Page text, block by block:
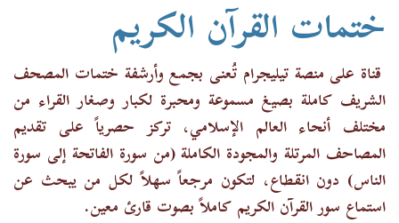
ختمات القرآن الكريم
قناة على منصة تيليجرام تُعنى بجمع وأرشفة ختمات المصحف
الشريف كاملة بصيغ مسموعة ومحبرة لكبار وصغار القراء من
مختلف أنحاء العالم الإسلامي، تركز حصرياً على تقديم
المصاحف المرتلة والمجودة الكاملة (من سورة الفاتحة إلى سورة
الناس) دون انقطاع، لتكون مرجعاً سهلاً لكل من يبحث عن
استماع سور القرآن الكريم كاملاً بصوت قارئ معين.